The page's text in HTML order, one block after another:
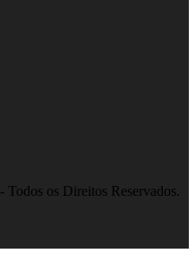
- Todos os Direitos Reservados.